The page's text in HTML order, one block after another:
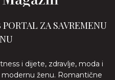
ZA SAVREMENU
i dijete, zdravlje, moda i
ženu. Romantične